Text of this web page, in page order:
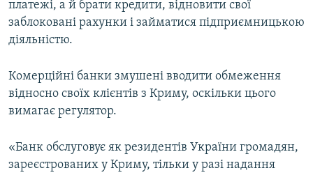
платежі, а й брати кредити, відновити свої
заблоковані рахунки і займатися підприємницькою
діяльністю.
Комерційні банки змушені вводити обмеження
відносно своїх клієнтів з Криму, оскільки цього
вимагає регулятор.
«Банк обслуговує як резидентів України громадян,
зареєстрованих у Криму, тільки у разі надання